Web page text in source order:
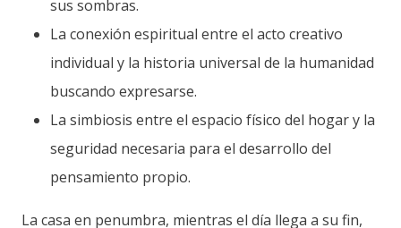
sus sombras.
La conexión espiritual entre el acto creativo
individual y la historia universal de la humanidad
buscando expresarse.
La simbiosis entre el espacio físico del hogar y la
seguridad necesaria para el desarrollo del
pensamiento propio.
La casa en penumbra, mientras el día llega a su fin,